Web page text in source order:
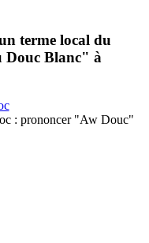
terme local du
Douc Blanc" à
: prononcer "Aw Douc"